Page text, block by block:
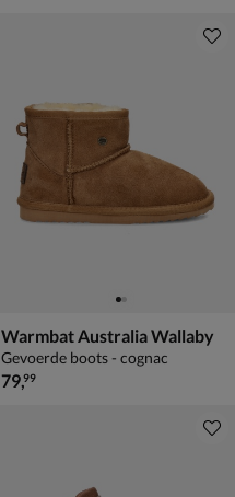
Warmbat Australia Wallaby
Gevoerde boots - cognac
€ 79,99
79,99